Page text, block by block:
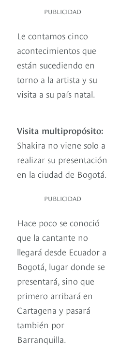
PUBLICIDAD
Le contamos cinco
acontecimientos que
están sucediendo en
torno a la artista y su
visita a su país natal.
Visita multipropósito:
Shakira no viene solo a
realizar su presentación
en la ciudad de Bogotá.
PUBLICIDAD
Hace poco se conoció
que la cantante no
llegará desde Ecuador a
Bogotá, lugar donde se
presentará, sino que
primero arribará en
Cartagena y pasará
también por
Barranquilla.